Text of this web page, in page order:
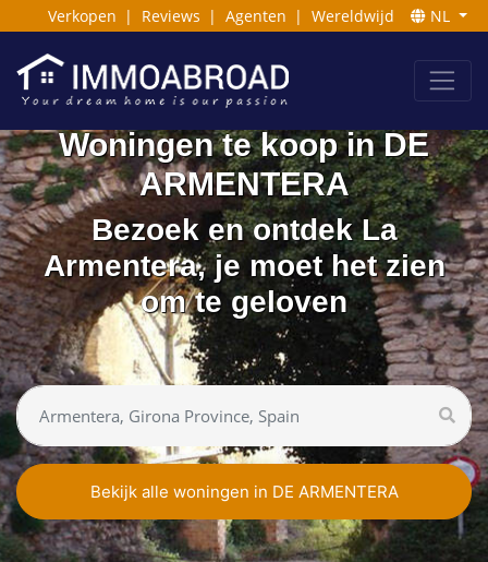
Verkopen | Reviews | Agenten | Wereldwijd NL
Woningen te koop in DE
ARMENTERA
Bezoek en ontdek La
Armentera, je moet het zien
om te geloven
Bekijk alle woningen in DE ARMENTERA